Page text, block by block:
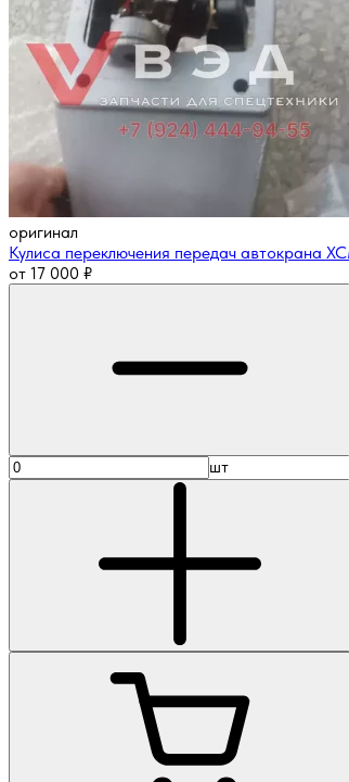
оригинал
Кулиса переключения передач автокрана
от 17 000 ₽
шт